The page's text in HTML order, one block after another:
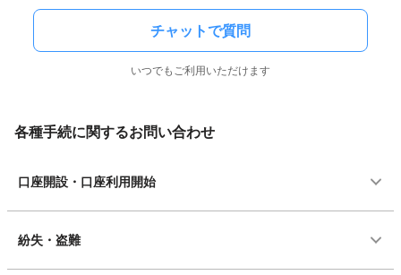
チャットで質問
いつでもご利用いただけます
各種手続に関するお問い合わせ
口座開設・口座利用開始
紛失・盗難